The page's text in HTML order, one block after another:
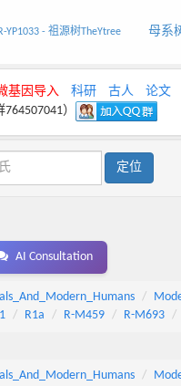
R-YP1033 - 祖源树TheYtree 母系
基因导入 科研 古人 论文
）
AI Consultation
R1a R-M459 R-M693